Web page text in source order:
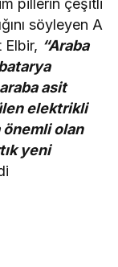
pillerin çeşitli
söyleyen A
Elbir, “Araba
asit
elektrikli
önemli olan
yeni